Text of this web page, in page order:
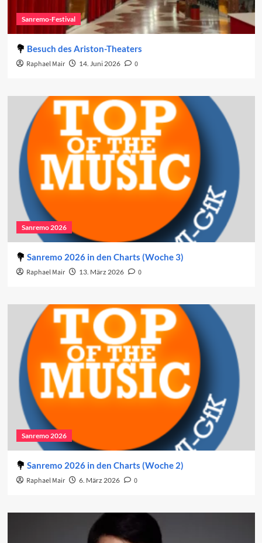
Sanremo-Festival
Besuch des Ariston-Theaters
Raphael Mair 14. Juni 2026 0
Sanremo 2026
Sanremo 2026 in den Charts (Woche 3)
Raphael Mair 13. März 2026 0
Sanremo 2026
Sanremo 2026 in den Charts (Woche 2)
Raphael Mair 6. März 2026 0